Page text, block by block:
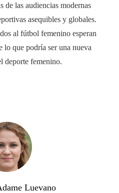
de las audiencias modernas
asequibles y globales.
al fútbol femenino esperan
que podría ser una nueva
deporte femenino.
Luevano